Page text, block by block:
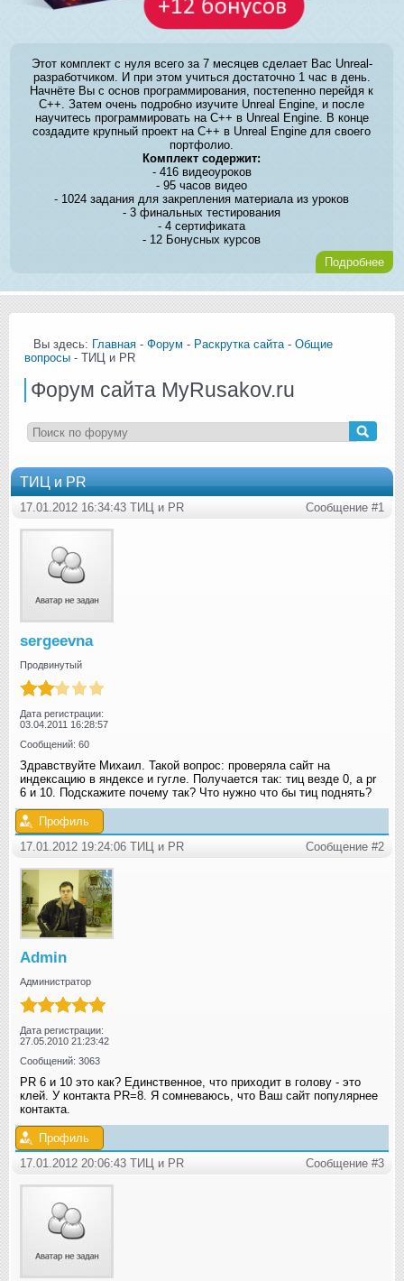
Этот комплект с нуля всего за 7 месяцев сделает Вас Unreal-
разработчиком. И при этом учиться достаточно 1 час в день.
Начнёте Вы с основ программирования, постепенно перейдя к
C++. Затем очень подробно изучите Unreal Engine, и после
научитесь программировать на C++ в Unreal Engine. В конце
создадите крупный проект на C++ в Unreal Engine для своего
портфолио.
Комплект содержит:
- 416 видеоуроков
- 95 часов видео
- 1024 задания для закрепления материала из уроков
- 3 финальных тестирования
- 4 сертификата
- 12 Бонусных курсов
Подробнее
Вы здесь: Главная - Форум - Раскрутка сайта - Общие
вопросы - ТИЦ и РR
Форум сайта MyRusakov.ru
ТИЦ и РR
17.01.2012 16:34:43 ТИЦ и РR Сообщение #1
sergeevna
Продвинутый
Дата регистрации:
03.04.2011 16:28:57
Сообщений: 60
Здравствуйте Михаил. Такой вопрос: проверяла сайт на
индексацию в яндексе и гугле. Получается так: тиц везде 0, а pr
6 и 10. Подскажите почему так? Что нужно что бы тиц поднять?
Профиль
17.01.2012 19:24:06 ТИЦ и РR
Сообщение #2
Admin
Администратор
Дата регистрации:
27.05.2010 21:23:42
Сообщений: 3063
PR 6 и 10 это как? Единственное, что приходит в голову - это
клей. У контакта PR=8. Я сомневаюсь, что Ваш сайт популярнее
контакта.
Профиль
17.01.2012 20:06:43 ТИЦ и РR
Сообщение #3